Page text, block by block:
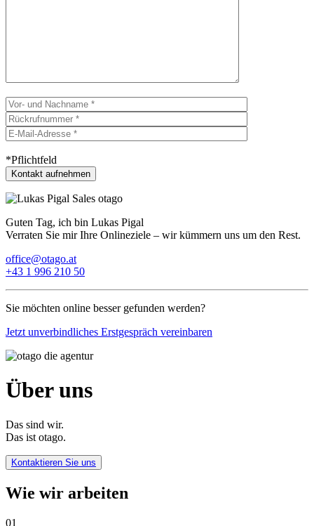
*Pflichtfeld
Guten Tag, ich bin Lukas Pigal
Verraten Sie mir Ihre Onlineziele – wir kümmern uns um den Rest.
office@otago.at
+43 1 996 210 50
Sie möchten online besser gefunden werden?
Jetzt unverbindliches Erstgespräch vereinbaren
Über uns
Das sind wir.
Das ist otago.
Kontaktieren Sie uns
Wie wir arbeiten
01